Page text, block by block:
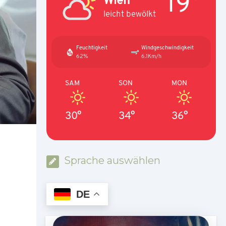
leicht bewölkt
Feuchtigkeit
62%
Windgeschwindigkeit
6.1Km/h
SAM
30°
SON
34°
MON
36°
Sprache auswählen
DE